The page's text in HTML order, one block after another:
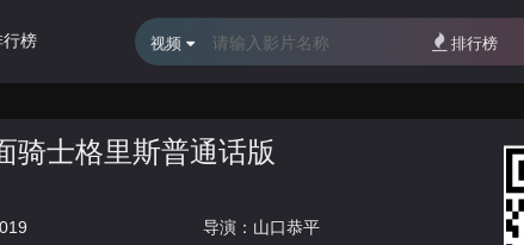
行榜 视频 排行榜
骑士格里斯普通话版
导演： 山口恭平